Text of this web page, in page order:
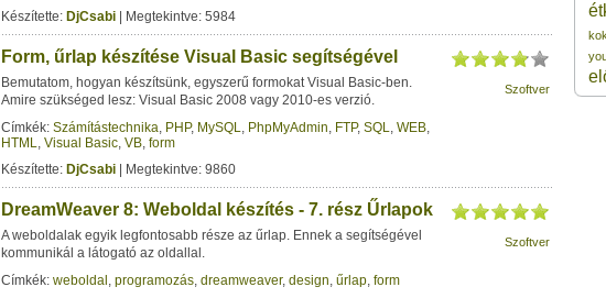
Készítette: DjCsabi | Megtekintve: 5984
Form, űrlap készítése Visual Basic segítségével
Bemutatom, hogyan készítsünk, egyszerű formokat Visual Basic-ben.
Amire szükséged lesz: Visual Basic 2008 vagy 2010-es verzió.
Címkék: Számítástechnika, PHP, MySQL, PhpMyAdmin, FTP, SQL, WEB,
HTML, Visual Basic, VB, form
Készítette: DjCsabi | Megtekintve: 9860
Szoftver
DreamWeaver 8: Weboldal készítés - 7. rész Űrlapok
A weboldalak egyik legfontosabb része az űrlap. Ennek a segítségével
kommunikál a látogató az oldallal.
Címkék: weboldal , programozás, dreamweaver, design, űrlap, form
Szoftver